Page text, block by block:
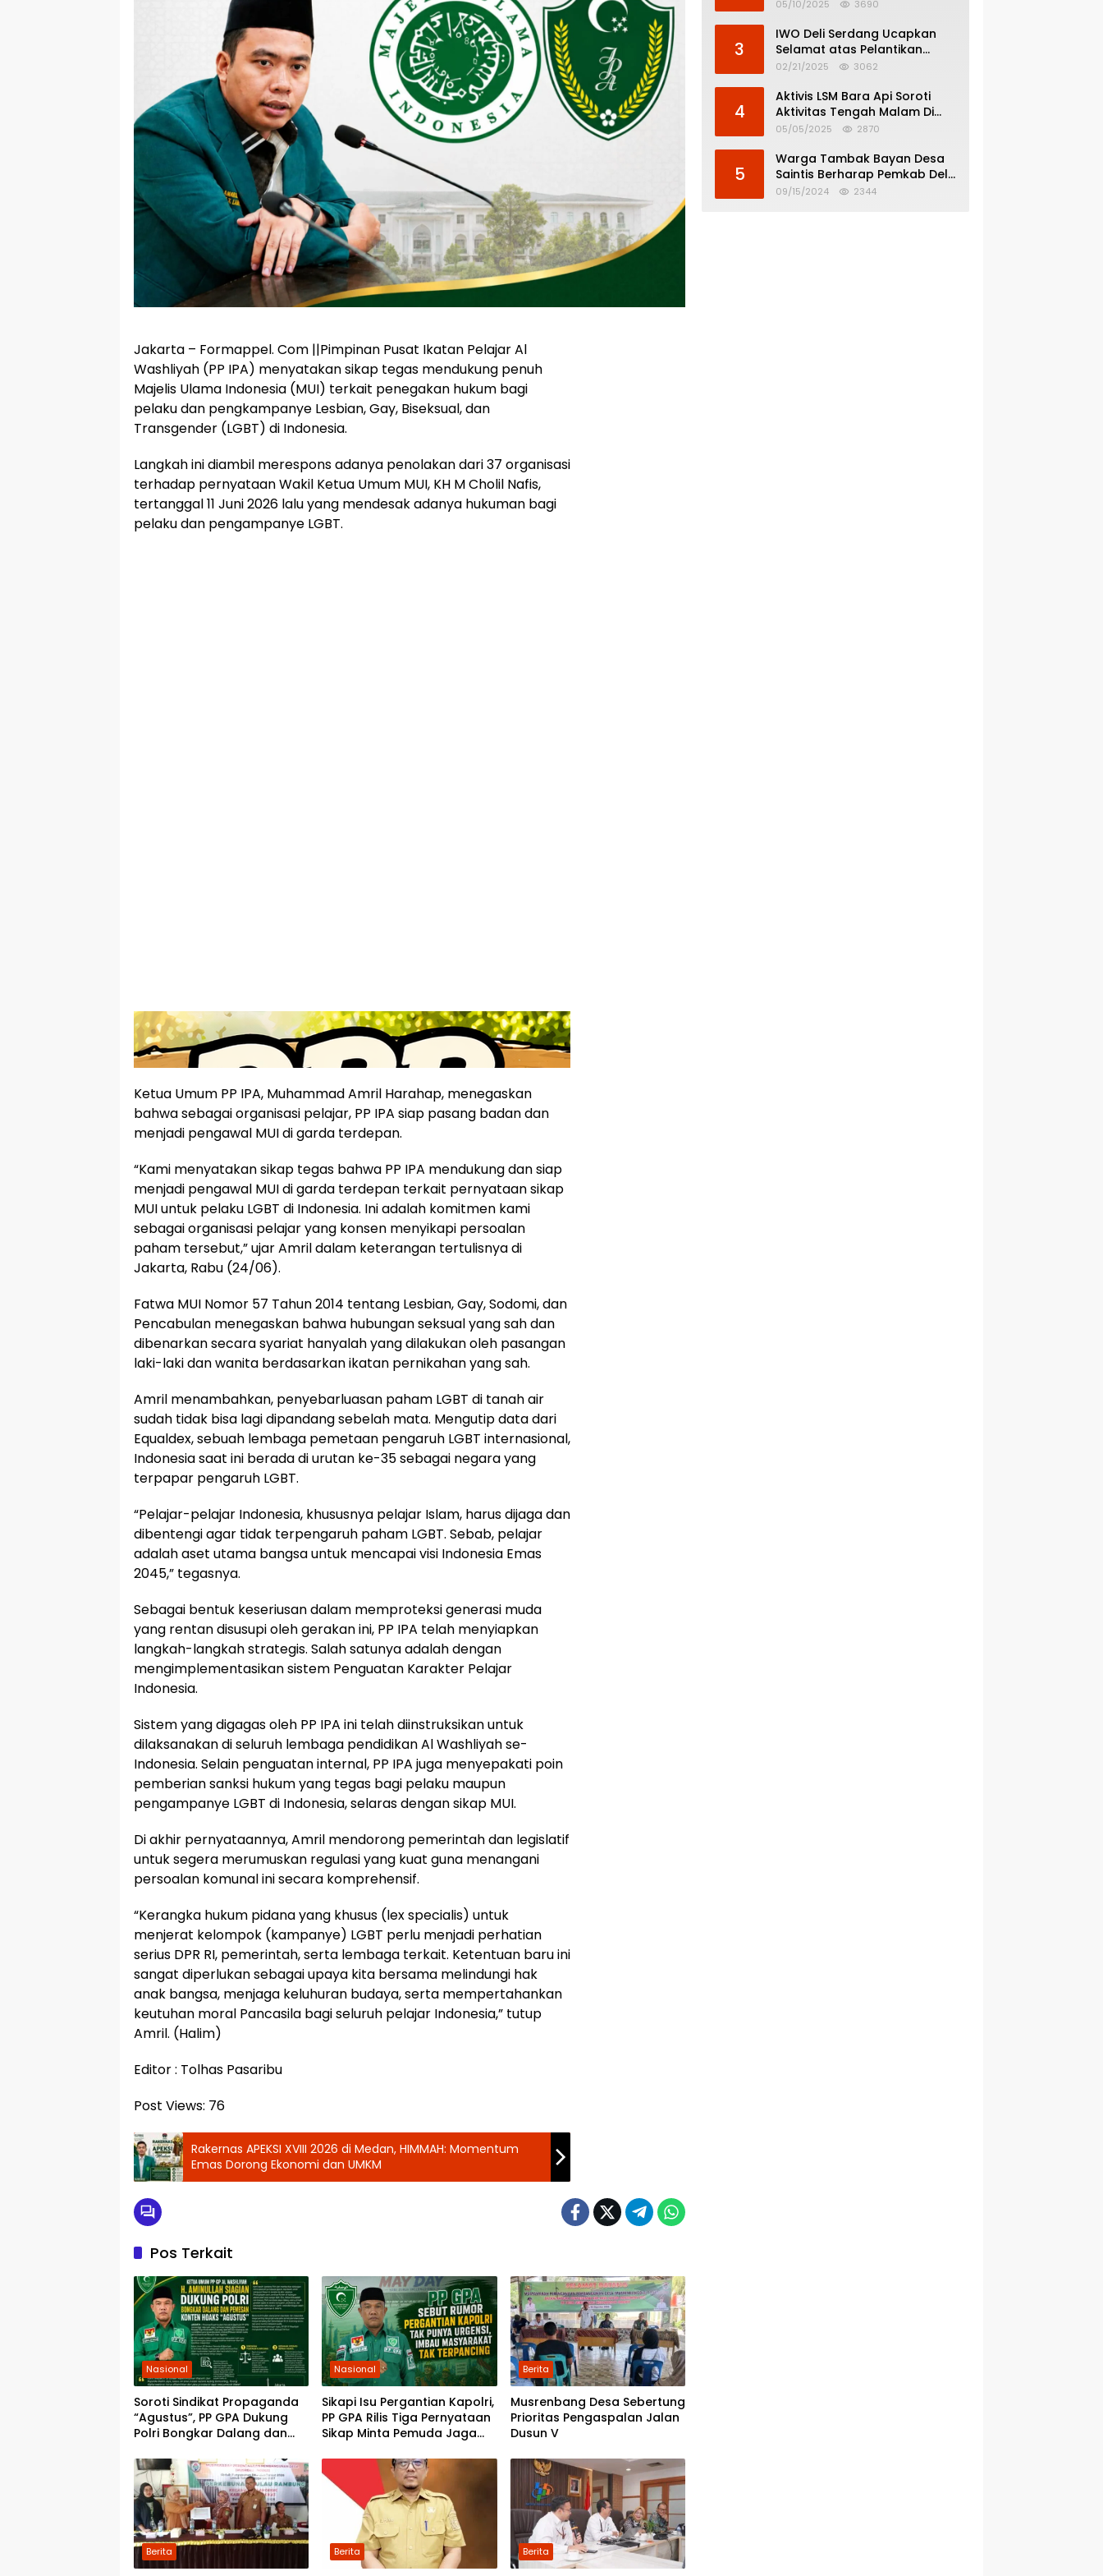
Jakarta – Formappel. Com ||Pimpinan Pusat Ikatan Pelajar Al
Washliyah (PP IPA) menyatakan sikap tegas mendukung penuh
Majelis Ulama Indonesia (MUI) terkait penegakan hukum bagi
pelaku dan pengkampanye Lesbian, Gay, Biseksual, dan
Transgender (LGBT) di Indonesia.
Langkah ini diambil merespons adanya penolakan dari 37 organisasi
terhadap pernyataan Wakil Ketua Umum MUI, KH M Cholil Nafis,
tertanggal 11 Juni 2026 lalu yang mendesak adanya hukuman bagi
pelaku dan pengampanye LGBT.
Ketua Umum PP IPA, Muhammad Amril Harahap, menegaskan
bahwa sebagai organisasi pelajar, PP IPA siap pasang badan dan
menjadi pengawal MUI di garda terdepan.
“Kami menyatakan sikap tegas bahwa PP IPA mendukung dan siap
menjadi pengawal MUI di garda terdepan terkait pernyataan sikap
MUI untuk pelaku LGBT di Indonesia. Ini adalah komitmen kami
sebagai organisasi pelajar yang konsen menyikapi persoalan
paham tersebut,” ujar Amril dalam keterangan tertulisnya di
Jakarta, Rabu (24/06).
Fatwa MUI Nomor 57 Tahun 2014 tentang Lesbian, Gay, Sodomi, dan
Pencabulan menegaskan bahwa hubungan seksual yang sah dan
dibenarkan secara syariat hanyalah yang dilakukan oleh pasangan
laki-laki dan wanita berdasarkan ikatan pernikahan yang sah.
Amril menambahkan, penyebarluasan paham LGBT di tanah air
sudah tidak bisa lagi dipandang sebelah mata. Mengutip data dari
Equaldex, sebuah lembaga pemetaan pengaruh LGBT internasional,
Indonesia saat ini berada di urutan ke-35 sebagai negara yang
terpapar pengaruh LGBT.
“Pelajar-pelajar Indonesia, khususnya pelajar Islam, harus dijaga dan
dibentengi agar tidak terpengaruh paham LGBT. Sebab, pelajar
adalah aset utama bangsa untuk mencapai visi Indonesia Emas
2045,” tegasnya.
Sebagai bentuk keseriusan dalam memproteksi generasi muda
yang rentan disusupi oleh gerakan ini, PP IPA telah menyiapkan
langkah-langkah strategis. Salah satunya adalah dengan
mengimplementasikan sistem Penguatan Karakter Pelajar
Indonesia.
Sistem yang digagas oleh PP IPA ini telah diinstruksikan untuk
dilaksanakan di seluruh lembaga pendidikan Al Washliyah se-
Indonesia. Selain penguatan internal, PP IPA juga menyepakati poin
pemberian sanksi hukum yang tegas bagi pelaku maupun
pengampanye LGBT di Indonesia, selaras dengan sikap MUI.
Di akhir pernyataannya, Amril mendorong pemerintah dan legislatif
untuk segera merumuskan regulasi yang kuat guna menangani
persoalan komunal ini secara komprehensif.
“Kerangka hukum pidana yang khusus (lex specialis) untuk
menjerat kelompok (kampanye) LGBT perlu menjadi perhatian
serius DPR RI, pemerintah, serta lembaga terkait. Ketentuan baru ini
sangat diperlukan sebagai upaya kita bersama melindungi hak
anak bangsa, menjaga keluhuran budaya, serta mempertahankan
keutuhan moral Pancasila bagi seluruh pelajar Indonesia,” tutup
Amril. (Halim)
Editor : Tolhas Pasaribu
Post Views: 76
Rakernas APEKSI XVIII 2026 di Medan, HIMMAH: Momentum
Emas Dorong Ekonomi dan UMKM
Pos Terkait
Nasional
Soroti Sindikat Propaganda
“Agustus”, PP GPA Dukung
Polri Bongkar Dalang dan
Nasional
Sikapi Isu Pergantian Kapolri,
PP GPA Rilis Tiga Pernyataan
Sikap Minta Pemuda Jaga
Berita
Musrenbang Desa Sebertung
Prioritas Pengaspalan Jalan
Dusun V
Berita Berita Berita
05/10/2025 3690
3
IWO Deli Serdang Ucapkan
Selamat atas Pelantikan
Bupati dan Wakil Bupati Deli
02/21/2025 3062
4
Aktivis LSM Bara Api Soroti
Aktivitas Tengah Malam Di
SPBU 14.213.228 Bandar Tinggi
05/05/2025 2870
5
Warga Tambak Bayan Desa
Saintis Berharap Pemkab Deli
Serdang Atasi Banjir
09/15/2024 2344